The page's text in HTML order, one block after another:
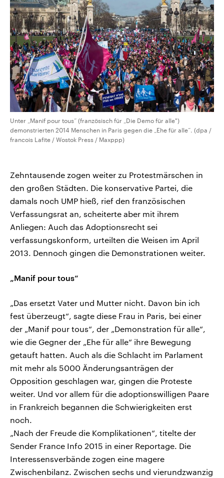
Unter „Manif pour tous“ (französisch für „Die Demo für alle")
demonstrierten 2014 Menschen in Paris gegen die „Ehe für alle“. (dpa /
francois Lafite / Wostok Press / Maxppp)
Zehntausende zogen weiter zu Protestmärschen in
den großen Städten. Die konservative Partei, die
damals noch UMP hieß, rief den französischen
Verfassungsrat an, scheiterte aber mit ihrem
Anliegen: Auch das Adoptionsrecht sei
verfassungskonform, urteilten die Weisen im April
2013. Dennoch gingen die Demonstrationen weiter.
„Manif pour tous“
„Das ersetzt Vater und Mutter nicht. Davon bin ich
fest überzeugt“, sagte diese Frau in Paris, bei einer
der „Manif pour tous“, der „Demonstration für alle“,
wie die Gegner der „Ehe für alle“ ihre Bewegung
getauft hatten. Auch als die Schlacht im Parlament
mit mehr als 5000 Änderungsanträgen der
Opposition geschlagen war, gingen die Proteste
weiter. Und vor allem für die adoptionswilligen Paare
in Frankreich begannen die Schwierigkeiten erst
noch.
„Nach der Freude die Komplikationen“, titelte der
Sender France Info 2015 in einer Reportage. Die
Interessensverbände zogen eine magere
Zwischenbilanz. Zwischen sechs und vierundzwanzig